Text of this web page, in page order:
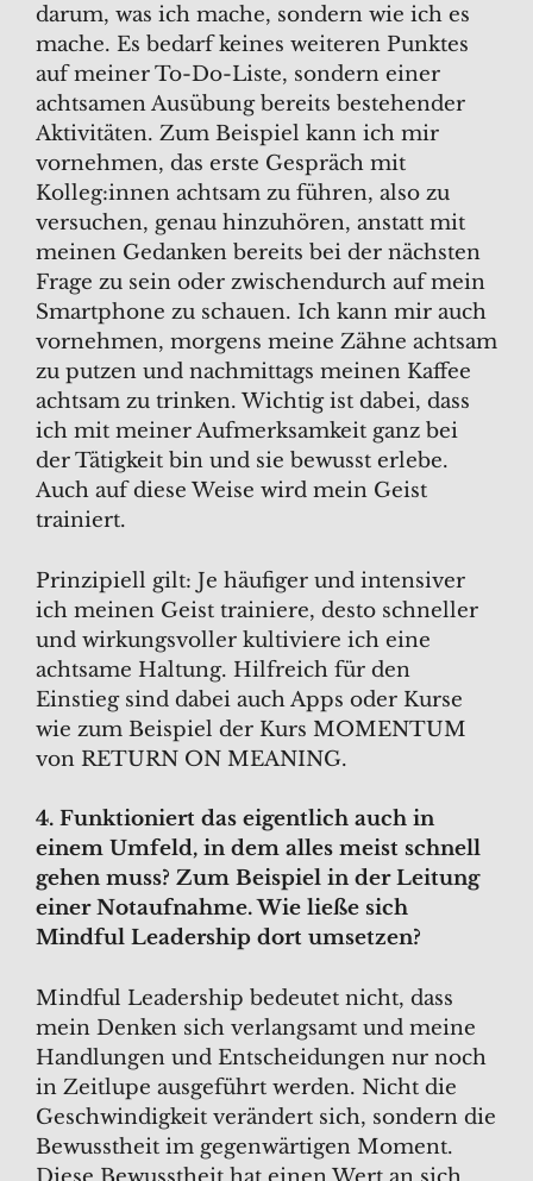
darum, was ich mache, sondern wie ich es
mache. Es bedarf keines weiteren Punktes
auf meiner To-Do-Liste, sondern einer
achtsamen Ausübung bereits bestehender
Aktivitäten. Zum Beispiel kann ich mir
vornehmen, das erste Gespräch mit
Kolleg:innen achtsam zu führen, also zu
versuchen, genau hinzuhören, anstatt mit
meinen Gedanken bereits bei der nächsten
Frage zu sein oder zwischendurch auf mein
Smartphone zu schauen. Ich kann mir auch
vornehmen, morgens meine Zähne achtsam
zu putzen und nachmittags meinen Kaffee
achtsam zu trinken. Wichtig ist dabei, dass
ich mit meiner Aufmerksamkeit ganz bei
der Tätigkeit bin und sie bewusst erlebe.
Auch auf diese Weise wird mein Geist
trainiert.
Prinzipiell gilt: Je häufiger und intensiver
ich meinen Geist trainiere, desto schneller
und wirkungsvoller kultiviere ich eine
achtsame Haltung. Hilfreich für den
Einstieg sind dabei auch Apps oder Kurse
wie zum Beispiel der Kurs MOMENTUM
von RETURN ON MEANING.
4. Funktioniert das eigentlich auch in
einem Umfeld, in dem alles meist schnell
gehen muss? Zum Beispiel in der Leitung
einer Notaufnahme. Wie ließe sich
Mindful Leadership dort umsetzen?
Mindful Leadership bedeutet nicht, dass
mein Denken sich verlangsamt und meine
Handlungen und Entscheidungen nur noch
in Zeitlupe ausgeführt werden. Nicht die
Geschwindigkeit verändert sich, sondern die
Bewusstheit im gegenwärtigen Moment.